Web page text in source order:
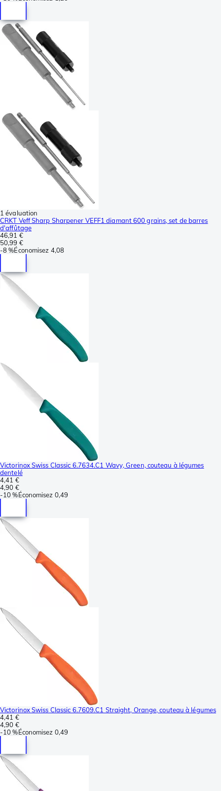
1 évaluation
CRKT Veff Sharp Sharpener VEFF1 diamant 600 grains, set de barres
d'affûtage
46,91 €
50,99 €
-8 %Économisez 4,08
Victorinox Swiss Classic 6.7634.C1 Wavy, Green, couteau à légumes
dentelé
4,41 €
4,90 €
-10 %Économisez 0,49
Victorinox Swiss Classic 6.7609.C1 Straight, Orange, couteau à légumes
4,41 €
4,90 €
-10 %Économisez 0,49